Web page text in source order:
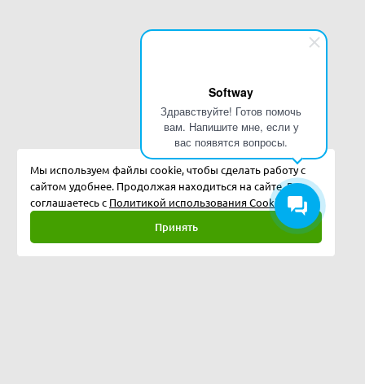
Softway
Здравствуйте! Готов помочь
вам. Напишите мне, если у
вас появятся вопросы.
Мы используем файлы cookie, чтобы сделать работу с
сайтом удобнее. Продолжая находиться на сайте, Вы
соглашаетесь с Политикой использования Cookies.
Принять